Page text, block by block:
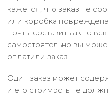
кажется, что заказ не
или коробка
почты составить акт о
самостоятельно вы
оплатили заказ.
Один заказ может
и его стоимость не